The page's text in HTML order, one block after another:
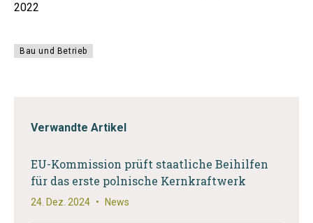
2022
Bau und Betrieb
Verwandte Artikel
EU-Kommission prüft staatliche Beihilfen
für das erste polnische Kernkraftwerk
24. Dez. 2024 • News